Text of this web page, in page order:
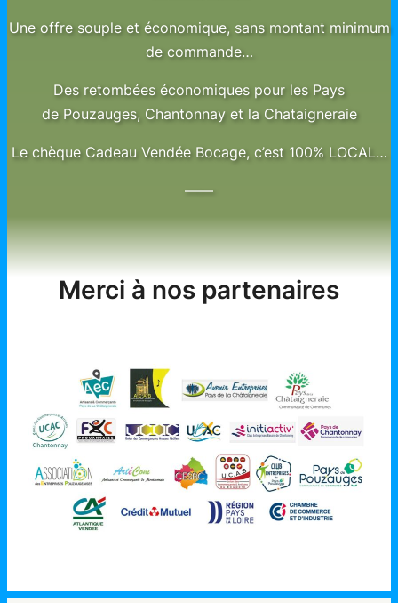
Une offre souple et économique, sans montant minimum
de commande…
Des retombées économiques pour les Pays
de Pouzauges, Chantonnay et la Chataigneraie
Le chèque Cadeau Vendée Bocage, c’est 100% LOCAL…
——
Merci à nos partenaires